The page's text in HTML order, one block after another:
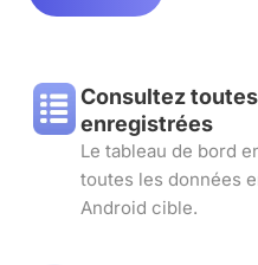
Consultez
enregistrées
Le tableau de bord
toutes les données
Android cible.